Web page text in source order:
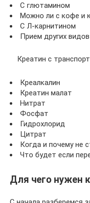
С глютамином
Можно ли с кофе и
С Л-карнитином
Прием других видов
Креатин с
Креалкалин
Креатин малат
Нитрат
Фосфат
Гидрохлорид
Цитрат
Когда и почему не
Что будет если
Для чего нужен